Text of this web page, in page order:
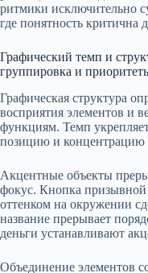
ритмики исключительно
где понятность критична
Графический темп и
группировка и
Графическая структура
восприятия элементов и
функциям. Темп
позицию и концентрацию
Акцентные объекты
фокус. Кнопка
оттенком на окружении
название прерывает
деньги устанавливают
Объединение элементов